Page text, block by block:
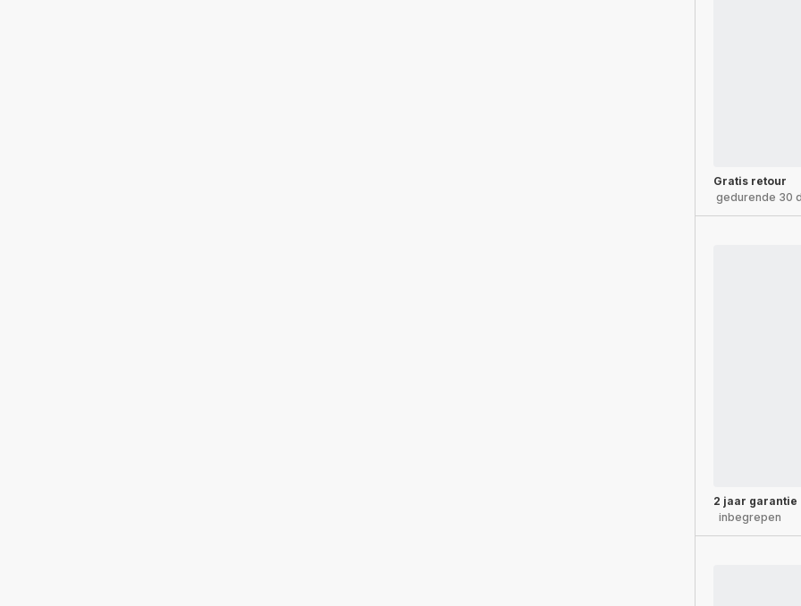
Gratis retour
gedurende 30
2 jaar garantie
inbegrepen